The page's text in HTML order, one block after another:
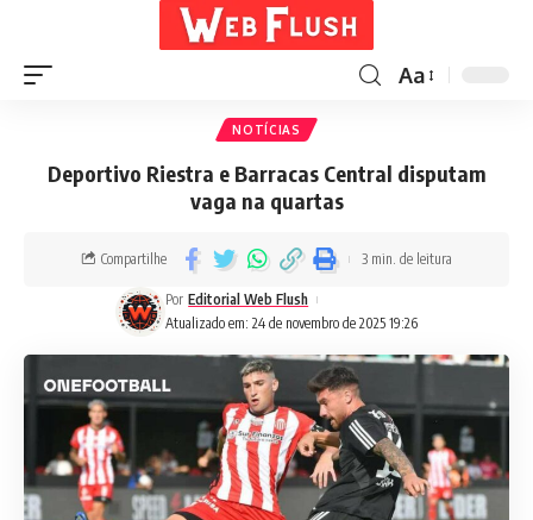
Aa
NOTÍCIAS
Deportivo Riestra e Barracas Central disputam
vaga na quartas
Atualizado em: 24 de novembro de 2025 19:26
Por Editorial Web Flush
Compartilhe 3 min. de leitura